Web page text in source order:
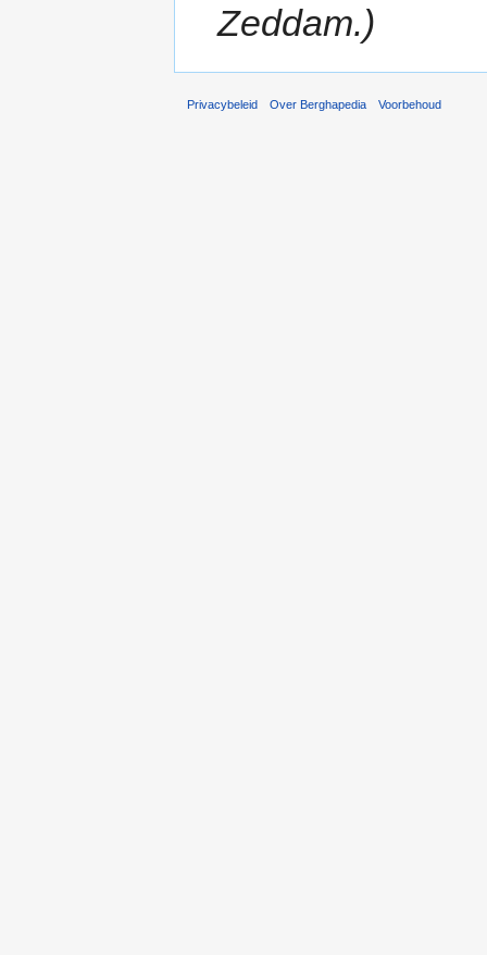
Zeddam.)
Privacybeleid Over Berghapedia Voorbehoud